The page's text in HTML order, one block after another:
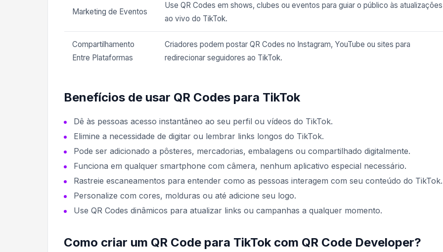
Marketing de Eventos
Use QR Codes em shows, clubes ou eventos para guiar o público às atualizações
ao vivo do TikTok.
Compartilhamento
Entre Plataformas
Criadores podem postar QR Codes no Instagram, YouTube ou sites para
redirecionar seguidores ao TikTok.
Benefícios de usar QR Codes para TikTok
Dê às pessoas acesso instantâneo ao seu perfil ou vídeos do TikTok.
Elimine a necessidade de digitar ou lembrar links longos do TikTok.
Pode ser adicionado a pôsteres, mercadorias, embalagens ou compartilhado digitalmente.
Funciona em qualquer smartphone com câmera, nenhum aplicativo especial necessário.
Rastreie escaneamentos para entender como as pessoas interagem com seu conteúdo do TikTok.
Personalize com cores, molduras ou até adicione seu logo.
Use QR Codes dinâmicos para atualizar links ou campanhas a qualquer momento.
Como criar um QR Code para TikTok com QR Code Developer?